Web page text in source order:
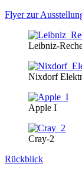
Flyer zur
Leibniz-
Nixdorf
Apple I
Cray-2
Rückblick